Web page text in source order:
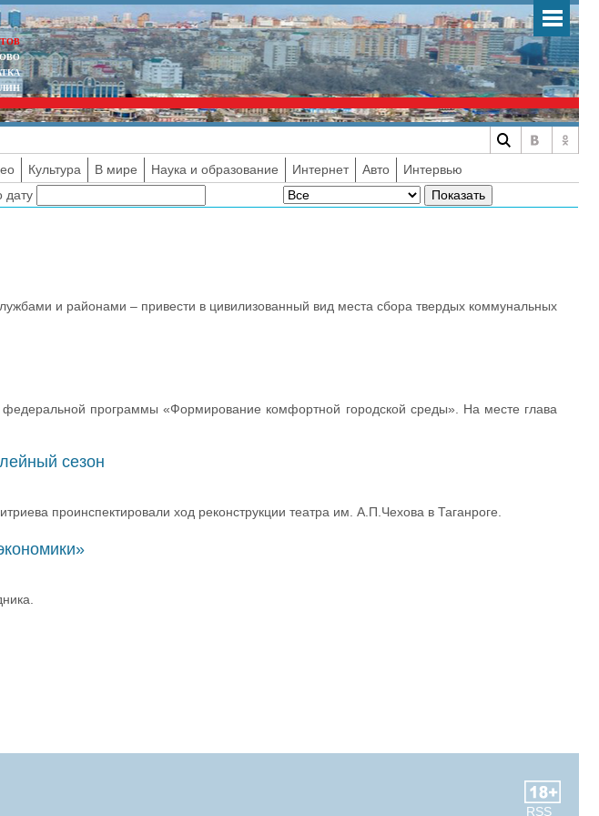
Культура В мире Наука и образование Интернет Авто
Интервью
дату
и районами – привести в цивилизованный вид места сбора твердых коммунальных
федеральной программы «Формирование комфортной городской среды». На месте глава
сезон
проинспектировали ход реконструкции театра им. А.П.Чехова в Таганроге.
RSS